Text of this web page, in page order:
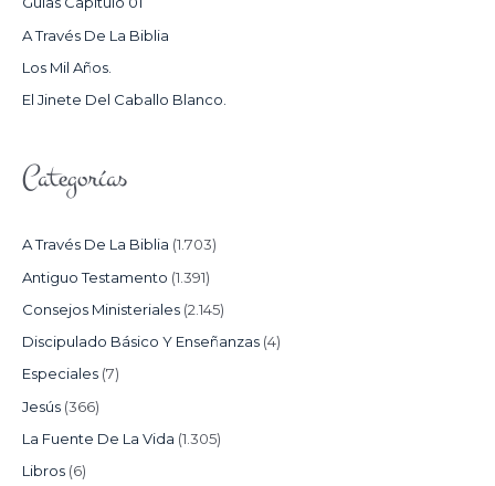
R
:
A Través De La Biblia
Los Mil Años.
El Jinete Del Caballo Blanco.
Categorías
A Través De La Biblia (1.703)
Antiguo Testamento (1.391)
Consejos Ministeriales (2.145)
Discipulado Básico Y Enseñanzas (4)
Especiales (7)
Jesús (366)
La Fuente De La Vida (1.305)
Libros (6)